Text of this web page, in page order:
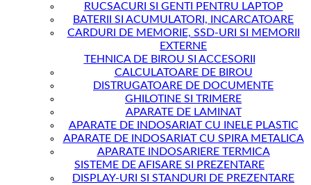
RUCSACURI SI GENTI PENTRU LAPTOP
BATERII SI ACUMULATORI, INCARCATOARE
CARDURI DE MEMORIE, SSD-URI SI MEMORII
EXTERNE
TEHNICA DE BIROU SI ACCESORII
CALCULATOARE DE BIROU
DISTRUGATOARE DE DOCUMENTE
GHILOTINE SI TRIMERE
APARATE DE LAMINAT
APARATE DE INDOSARIAT CU INELE PLASTIC
APARATE DE INDOSARIAT CU SPIRA METALICA
APARATE INDOSARIERE TERMICA
SISTEME DE AFISARE SI PREZENTARE
DISPLAY-URI SI STANDURI DE PREZENTARE